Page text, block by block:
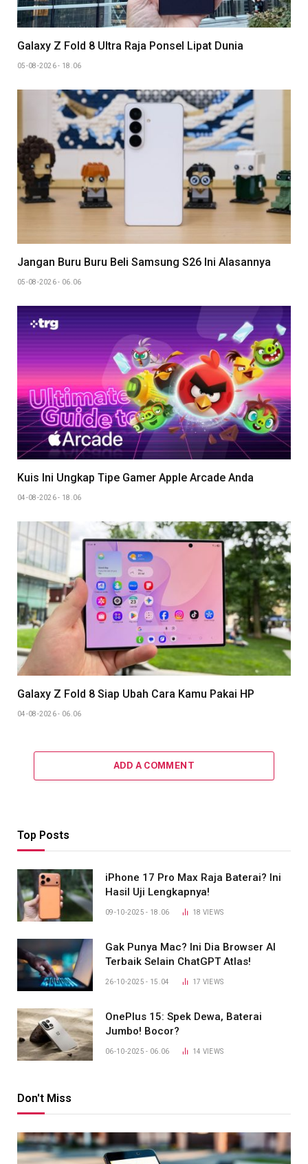
Galaxy Z Fold 8 Ultra Raja Ponsel Lipat Dunia
05-08-2026 - 18.06
Jangan Buru Buru Beli Samsung S26 Ini Alasannya
05-08-2026 - 06.06
Kuis Ini Ungkap Tipe Gamer Apple Arcade Anda
04-08-2026 - 18.06
Galaxy Z Fold 8 Siap Ubah Cara Kamu Pakai HP
04-08-2026 - 06.06
ADD A COMMENT
Top Posts
iPhone 17 Pro Max Raja Baterai? Ini
Hasil Uji Lengkapnya!
09-10-2025 - 18.06 18 VIEWS
Gak Punya Mac? Ini Dia Browser AI
Terbaik Selain ChatGPT Atlas!
26-10-2025 - 15.04 17 VIEWS
OnePlus 15: Spek Dewa, Baterai
Jumbo! Bocor?
06-10-2025 - 06.06 14 VIEWS
Don't Miss